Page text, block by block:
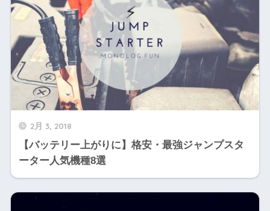
2月 3, 2018
【バッテリー上がりに】格安・最強ジャンプスタ
ーター人気機種8選